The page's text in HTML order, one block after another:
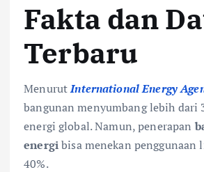
Fakta dan
Terbaru
MenurutInternational Energy
bangunan menyumbang lebih dari
energi global. Namun, penerapan
energibisa menekan penggunaan
40%.